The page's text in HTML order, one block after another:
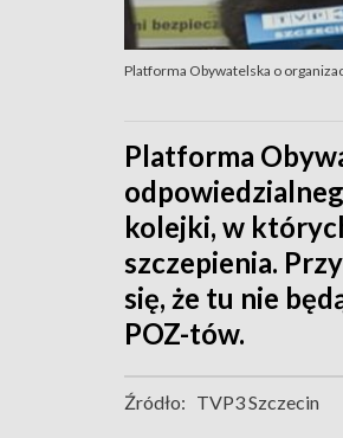
Platforma Obywatelska o
Platforma
kolejki, w
szczepienia.
się, że tu nie
POZ-tów.
Źródło: TVP3 Szczecin